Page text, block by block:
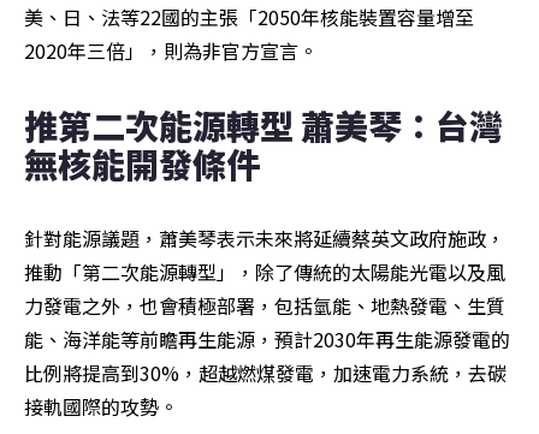
美、日、法等22國的主張「2050年核能裝置容量增至
2020年三倍」，則為非官方宣言。
推第二次能源轉型 蕭美琴：台灣
無核能開發條件
針對能源議題，蕭美琴表示未來將延續蔡英文政府施政，
推動「第二次能源轉型」，除了傳統的太陽能光電以及風
力發電之外，也會積極部署，包括氫能、地熱發電、生質
能、海洋能等前瞻再生能源，預計2030年再生能源發電的
比例將提高到30%，超越燃煤發電，加速電力系統，去碳
接軌國際的攻勢。